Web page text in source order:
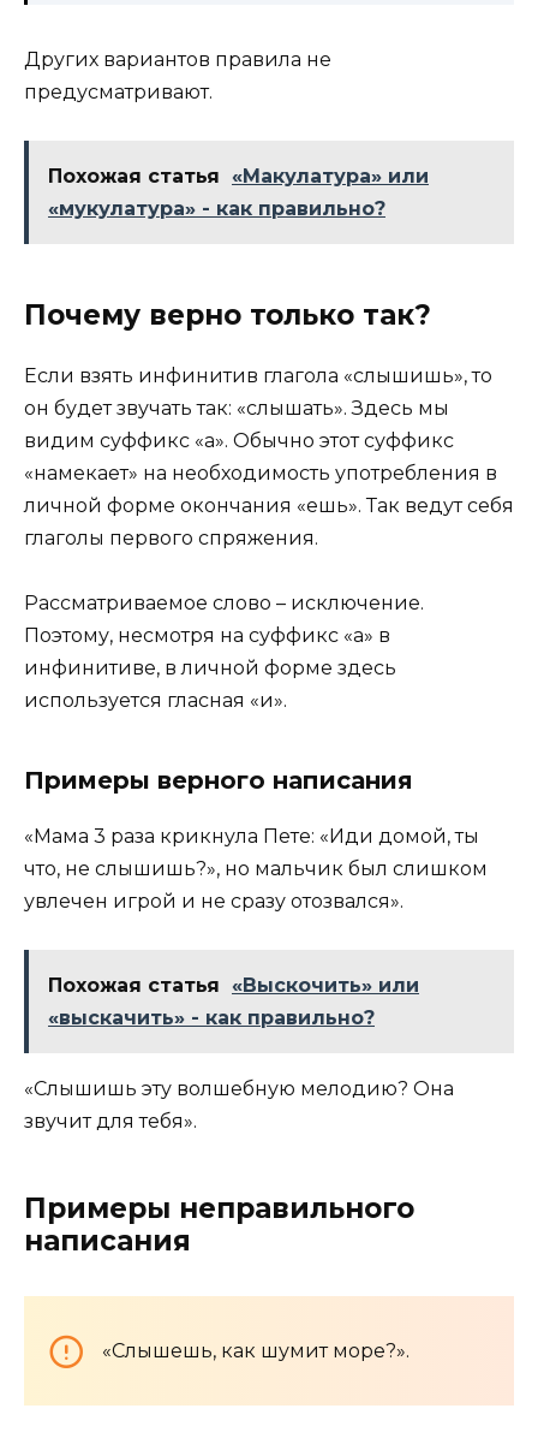
Других вариантов правила не
предусматривают.
Похожая статья
«Макулатура» или
«мукулатура» - как правильно?
Почему верно только так?
Если взять инфинитив глагола «слышишь», то
он будет звучать так: «слышать». Здесь мы
видим суффикс «а». Обычно этот суффикс
«намекает» на необходимость употребления в
личной форме окончания «ешь». Так ведут себя
глаголы первого спряжения.
Рассматриваемое слово – исключение.
Поэтому, несмотря на суффикс «а» в
инфинитиве, в личной форме здесь
используется гласная «и».
Примеры верного написания
«Мама 3 раза крикнула Пете: «Иди домой, ты
что, не слышишь?», но мальчик был слишком
увлечен игрой и не сразу отозвался».
Похожая статья
«Выскочить» или
«выскачить» - как правильно?
«Слышишь эту волшебную мелодию? Она
звучит для тебя».
Примеры неправильного
написания
«Слышешь, как шумит море?».